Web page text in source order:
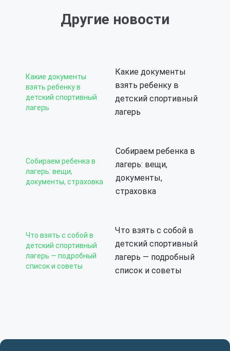
Другие новости
Какие документы
взять ребенку в
детский спортивный
лагерь
Какие документы
взять ребенку в
детский спортивный
лагерь
Собираем ребенка в
лагерь: вещи,
документы, страховка
Собираем ребенка в
лагерь: вещи,
документы,
страховка
Что взять с собой в
детский спортивный
лагерь — подробный
список и советы
Что взять с собой в
детский спортивный
лагерь — подробный
список и советы